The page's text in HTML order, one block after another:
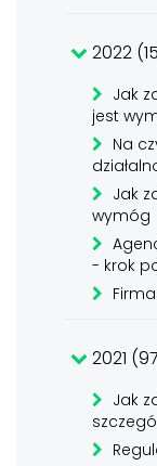
2022
Jak
jest
Na
Jak
wymóg
- krok
2021
Jak